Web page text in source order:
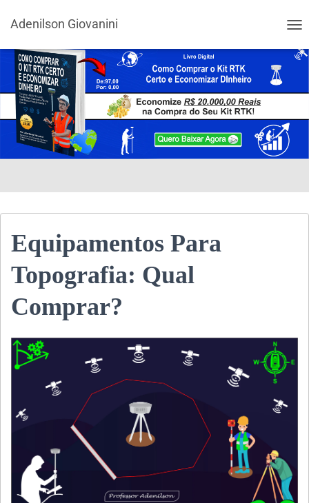
Adenilson Giovanini
Equipamentos Para
Topografia: Qual
Comprar?